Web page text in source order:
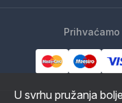
U svrhu pružanja